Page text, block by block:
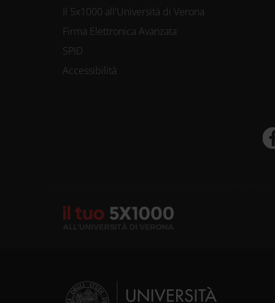
Il 5x1000 all'Università di Verona
Firma Elettronica Avanzata
SPID
Accessibilità